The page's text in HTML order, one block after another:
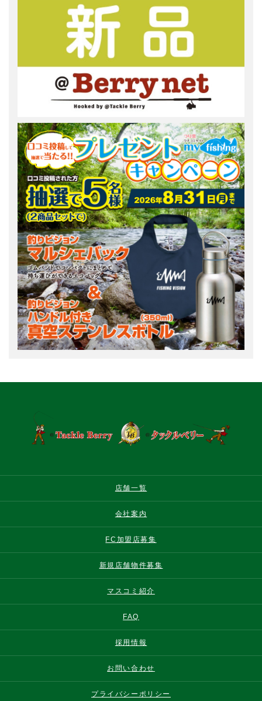
店舗一覧
会社案内
FC加盟店募集
新規店舗物件募集
マスコミ紹介
FAQ
採用情報
お問い合わせ
プライバシーポリシー